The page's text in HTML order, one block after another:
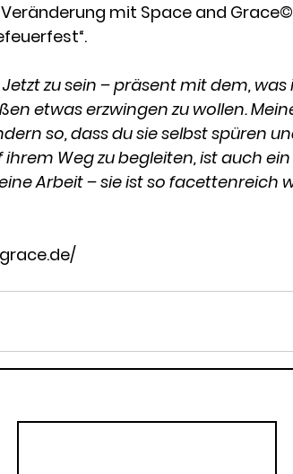
mit Space and Grace©
zu sein – präsent mit dem,
etwas erzwingen zu wollen.
so, dass du sie selbst spüren
Weg zu begleiten, ist auch
Arbeit – sie ist so facettenreich